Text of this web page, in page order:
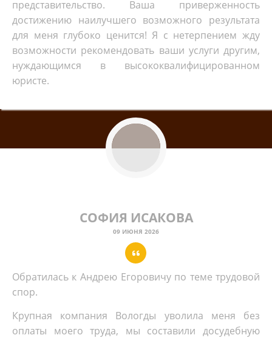
представительство. Ваша приверженность
достижению наилучшего возможного результата
для меня глубоко ценится! Я с нетерпением жду
возможности рекомендовать ваши услуги другим,
нуждающимся в высококвалифицированном
юристе.
СОФИЯ ИСАКОВА
09 ИЮНЯ 2026
Обратилась к Андрею Егоровичу по теме трудовой
спор.
Крупная компания Вологды уволила меня без
оплаты моего труда, мы составили досудебную